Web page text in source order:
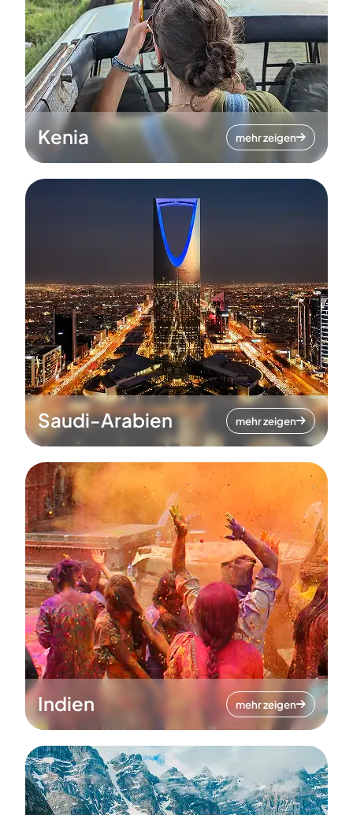
Kenia mehr zeigen
Saudi-Arabien mehr zeigen
Indien mehr zeigen